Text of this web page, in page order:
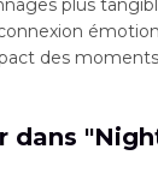
plus
des
dans